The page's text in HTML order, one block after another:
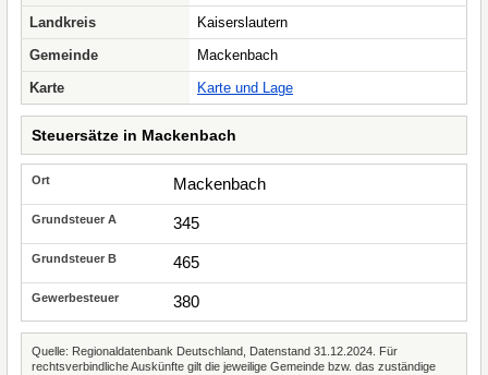
Landkreis
Kaiserslautern
Gemeinde
Mackenbach
Karte
Karte und Lage
Steuersätze in Mackenbach
Mackenbach
345
465
380
Quelle: Regionaldatenbank Deutschland, Datenstand 31.12.2024. Für
rechtsverbindliche Auskünfte gilt die jeweilige Gemeinde bzw. das zuständige